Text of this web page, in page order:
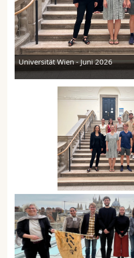
Universität Wien - Juni 2026